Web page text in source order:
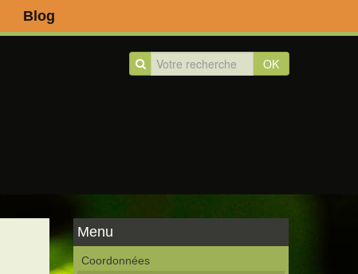
Blog
OK
Menu
Coordonnées